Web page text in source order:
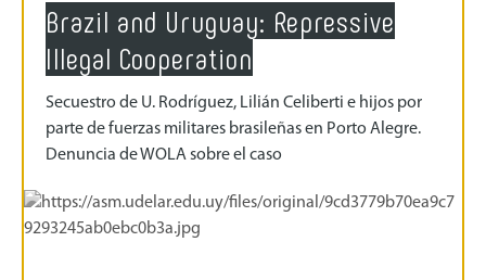
Brazil and Uruguay: Repressive
Illegal Cooperation
Secuestro de U. Rodríguez, Lilián Celiberti e hijos por
parte de fuerzas militares brasileñas en Porto Alegre.
Denuncia de WOLA sobre el caso